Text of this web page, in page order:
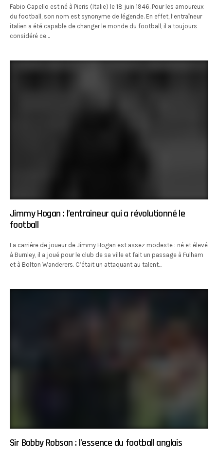
Fabio Capello est né à Pieris (Italie) le 18 juin 1946. Pour les amoureux
du football, son nom est synonyme de légende. En effet, l’entraîneur
italien a été capable de changer le monde du football, il a toujours
considéré ce…
Jimmy Hogan : l’entraineur qui a révolutionné le
football
La carrière de joueur de Jimmy Hogan est assez modeste : né et élevé
à Burnley, il a joué pour le club de sa ville et fait un passage à Fulham
et à Bolton Wanderers. C’était un attaquant au talent…
Sir Bobby Robson : l’essence du football anglais